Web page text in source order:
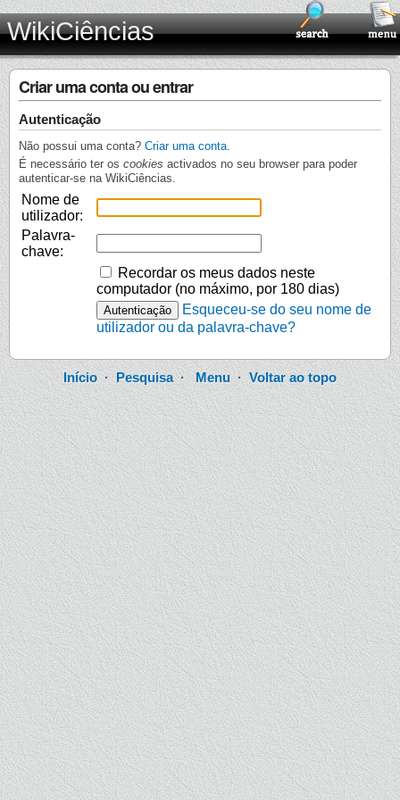
WikiCiências
Criar uma conta ou entrar
Autenticação
Não possui uma conta? Criar uma conta
É necessário ter os cookies activados no seu browser para poder
autenticar-se na WikiCiências.
Nome de
utilizador:
Palavra-
chave:
Recordar os meus dados neste
computador (no máximo, por 180 dias)
Esqueceu-se do seu nome de
utilizador ou da palavra-chave?
Início· Pesquisa·Menu ·Voltar ao topo